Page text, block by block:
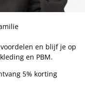
en blijf je op
en PBM.
5% korting